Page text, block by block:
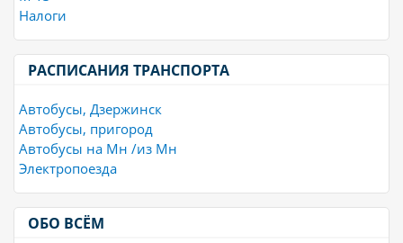
Налоги
РАСПИСАНИЯ ТРАНСПОРТА
Автобусы, Дзержинск
Автобусы, пригород
Автобусы на Мн /из Мн
Электропоезда
ОБО ВСЁМ